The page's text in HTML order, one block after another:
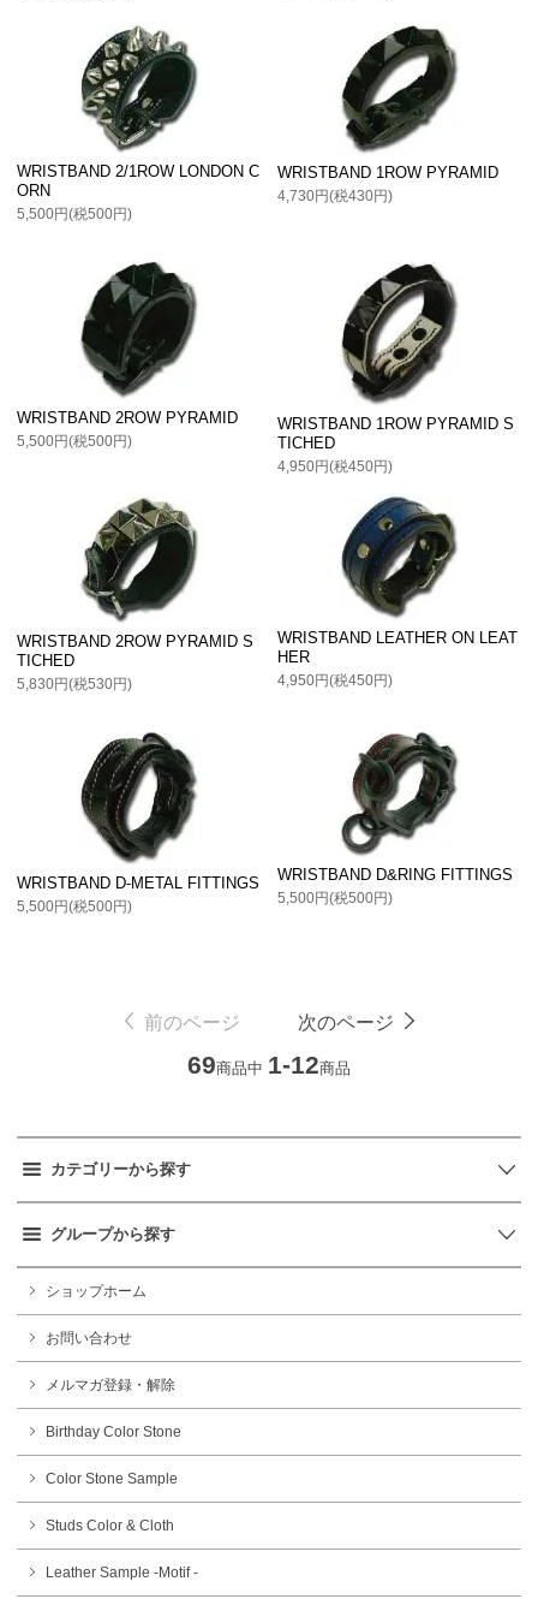
WRISTBAND 2/1ROW LONDON C
ORN
5,500円(税500円)
WRISTBAND 1ROW PYRAMID
4,730円(税430円)
WRISTBAND 2ROW PYRAMID
5,500円(税500円)
WRISTBAND 1ROW PYRAMID S
TICHED
4,950円(税450円)
WRISTBAND 2ROW PYRAMID S
TICHED
5,830円(税530円)
WRISTBAND LEATHER ON LEAT
HER
4,950円(税450円)
WRISTBAND D-METAL FITTINGS
5,500円(税500円)
WRISTBAND D&RING FITTINGS
5,500円(税500円)
前のページ 次のページ
69商品中 1-12商品
カテゴリーから探す
グループから探す
ショップホーム
お問い合わせ
メルマガ登録・解除
Birthday Color Stone
Color Stone Sample
Studs Color & Cloth
Leather Sample -Motif -